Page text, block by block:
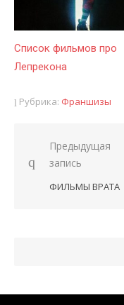
Список фильмов про
Лепрекона
Рубрика: Франшизы
Навигация
Предыдущая
запись
ФИЛЬМЫ ВРАТА